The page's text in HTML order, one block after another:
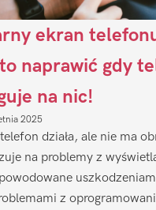
ekran
naprawić gdy
na nic!
2025
działa, ale nie ma
na problemy z
z